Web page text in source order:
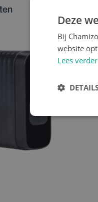
Deze
Bij
website
Lees verder